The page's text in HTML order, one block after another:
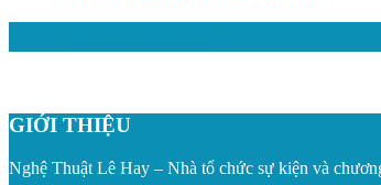
GIỚI THIỆU
Nghệ Thuật Lê Hay – Nhà tổ chức sự kiện và